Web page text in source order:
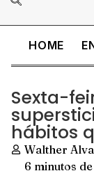
HOME
Sexta-
hábitos
Walther
6 minutos